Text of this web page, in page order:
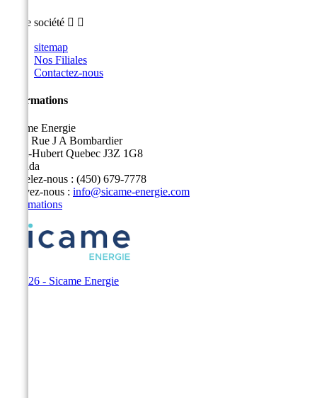
Notre société  
sitemap
Nos Filiales
Contactez-nous
Informations
Sicame Energie
5400 Rue J A Bombardier
Saint-Hubert Quebec J3Z 1G8
Canada
Appelez-nous : (450) 679-7778
Écrivez-nous : info@sicame-energie.com
Informations
© 2026 - Sicame Energie